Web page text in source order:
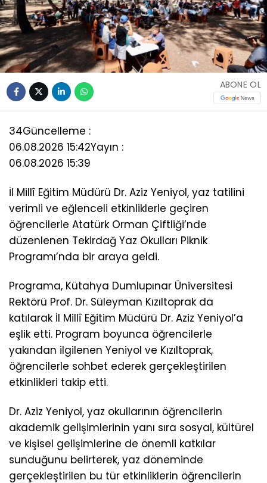
ABONE OL
34Güncelleme :
06.08.2026 15:42Yayın :
06.08.2026 15:39
İl Millî Eğitim Müdürü Dr. Aziz Yeniyol, yaz tatilini
verimli ve eğlenceli etkinliklerle geçiren
öğrencilerle Atatürk Orman Çiftliği’nde
düzenlenen Tekirdağ Yaz Okulları Piknik
Programı’nda bir araya geldi.
Programa, Kütahya Dumlupınar Üniversitesi
Rektörü Prof. Dr. Süleyman Kızıltoprak da
katılarak İl Millî Eğitim Müdürü Dr. Aziz Yeniyol’a
eşlik etti. Program boyunca öğrencilerle
yakından ilgilenen Yeniyol ve Kızıltoprak,
öğrencilerle sohbet ederek gerçekleştirilen
etkinlikleri takip etti.
Dr. Aziz Yeniyol, yaz okullarının öğrencilerin
akademik gelişimlerinin yanı sıra sosyal, kültürel
ve kişisel gelişimlerine de önemli katkılar
sunduğunu belirterek, yaz döneminde
gerçekleştirilen bu tür etkinliklerin öğrencilerin